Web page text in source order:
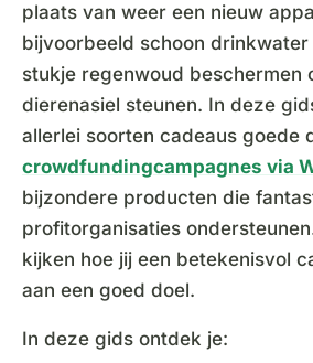
plaats van weer een nieuw
bijvoorbeeld schoon drinkwater
stukje regenwoud beschermen
dierenasiel steunen. In deze
allerlei soorten cadeaus goede
crowdfundingcampagnes via
bijzondere producten die
profitorganisaties
kijken hoe jij een betekenisvol
aan een goed doel.
In deze gids ontdek je: